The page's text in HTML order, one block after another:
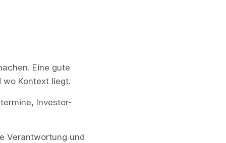
Eine gute
Kontext liegt.
Investor-
Verantwortung und